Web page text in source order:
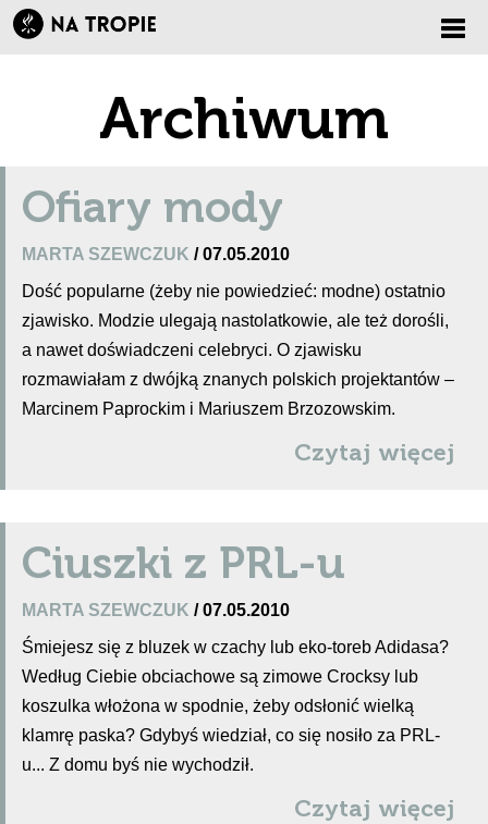
Archiwum
Ofiary mody
MARTA SZEWCZUK / 07.05.2010
Dość popularne (żeby nie powiedzieć: modne) ostatnio
zjawisko. Modzie ulegają nastolatkowie, ale też dorośli,
a nawet doświadczeni celebryci. O zjawisku
rozmawiałam z dwójką znanych polskich projektantów –
Marcinem Paprockim i Mariuszem Brzozowskim.
Czytaj więcej
Ciuszki z PRL-u
MARTA SZEWCZUK / 07.05.2010
Śmiejesz się z bluzek w czachy lub eko-toreb Adidasa?
Według Ciebie obciachowe są zimowe Crocksy lub
koszulka włożona w spodnie, żeby odsłonić wielką
klamrę paska? Gdybyś wiedział, co się nosiło za PRL-
u... Z domu byś nie wychodził.
Czytaj więcej